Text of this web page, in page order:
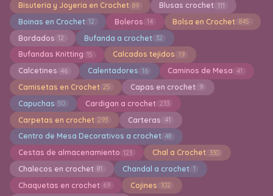
Bisuteria y Joyeria en Crochet 89 Blusas crochet 111
Boinas en Crochet 12 Boleros 14 Bolsa en Crochet 845
Bordados 12 Bufanda a crochet 32
Bufandas Knitting 15 Calcados tejidos 19
Calcetines 46 Calentadores 16 Caminos de Mesa 41
Camisetas en Crochet 25 Capas en crochet 9
Capuchas 50 Cardigan a crochet 233
Carpetas en crochet 293 Carteras 41
Centro de Mesa Decorativos a crochet 48
Cestas de almacenamiento 123 Chal a Crochet 330
Chalecos en crochet 81 Chandal a crochet 1
Chaquetas en crochet 69 Cojines 102